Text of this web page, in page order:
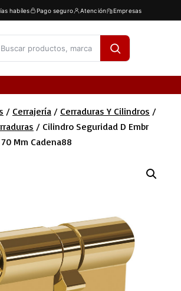
habíles Pago seguro Atención Empresas
/ Cerrajería / Cerraduras Y Cilindros /
/ Cilindro Seguridad D Embr
Mm Cadena88